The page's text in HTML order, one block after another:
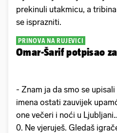
prekinuli utakmicu, a
se isprazniti.
PRINOVA NA RUJEVICI
Omar-Šarif potpisao
- Znam ja da smo se
imena ostati zauvijek
one večeri i noći u
0. Ne vjeruješ. Gledaš